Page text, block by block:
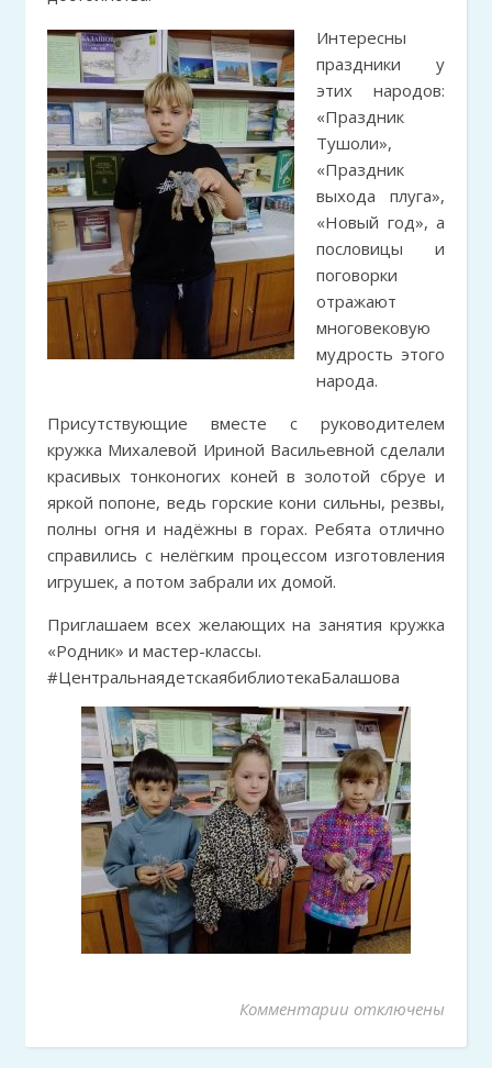
Интересны
праздники у
этих народов:
«Праздник
Тушоли»,
«Праздник
выхода плуга»,
«Новый год», а
пословицы и
поговорки
отражают
многовековую
мудрость этого
народа.
Присутствующие вместе с руководителем
кружка Михалевой Ириной Васильевной сделали
красивых тонконогих коней в золотой сбруе и
яркой попоне, ведь горские кони сильны, резвы,
полны огня и надёжны в горах. Ребята отлично
справились с нелёгким процессом изготовления
игрушек, а потом забрали их домой.
Приглашаем всех желающих на занятия кружка
«Родник» и мастер-классы.
#ЦентральнаядетскаябиблиотекаБалашова
Комментарии к записи Кружок
отключены